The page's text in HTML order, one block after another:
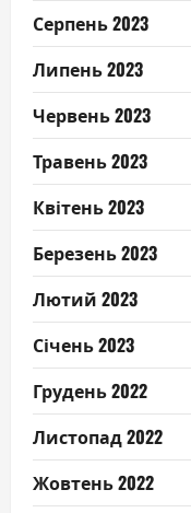
Серпень 2023
Липень 2023
Червень 2023
Травень 2023
Квітень 2023
Березень 2023
Лютий 2023
Січень 2023
Грудень 2022
Листопад 2022
Жовтень 2022